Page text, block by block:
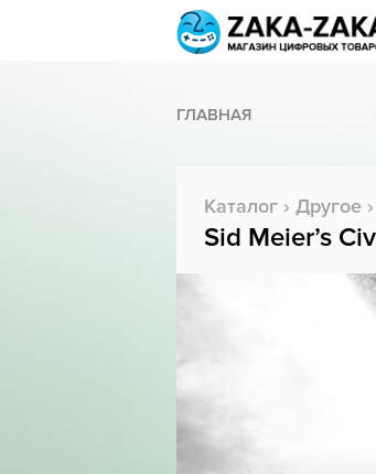
ГЛАВНАЯ
Каталог › Другое ›
Sid Meier’s